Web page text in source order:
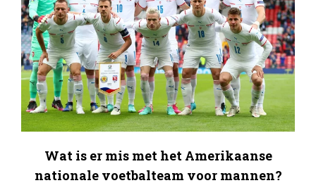
Wat is er mis met het Amerikaanse
nationale voetbalteam voor mannen?